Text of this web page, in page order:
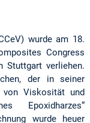
wurde am 18.
Congress
Stuttgart verliehen.
der in seiner
von Viskosität und
Epoxidharzes“
wurde heuer